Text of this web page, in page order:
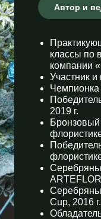
Автор и
классы по
компании
Участник
Чемпионка
2019 г.
Cup, 2016 г.